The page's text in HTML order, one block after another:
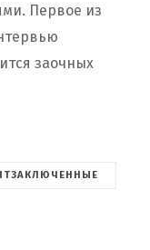
Первое из
заочных